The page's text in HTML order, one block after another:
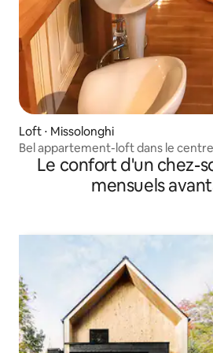
Loft ⋅ Missolonghi
Bel appartement-loft dans le
Mesolongi
Le confort d'un chez-
mensuels